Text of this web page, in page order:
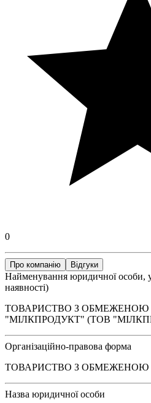
0
Про компанію Відгуки
Найменування юридичної особи,
наявності)
ТОВАРИСТВО З ОБМЕЖЕНОЮ
"МІЛКПРОДУКТ" (ТОВ
Організаційно-правова форма
ТОВАРИСТВО З ОБМЕЖЕНОЮ
Назва юридичної особи